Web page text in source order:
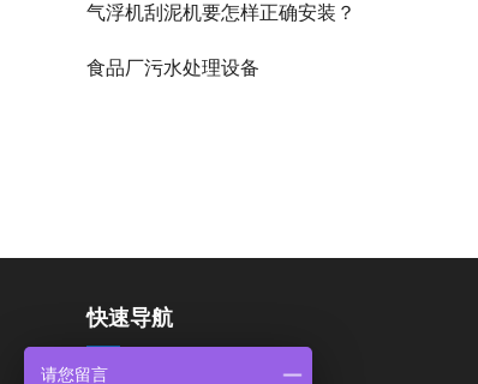
气浮机刮泥机要怎样正确安装？
食品厂污水处理设备
快速导航
请您留言